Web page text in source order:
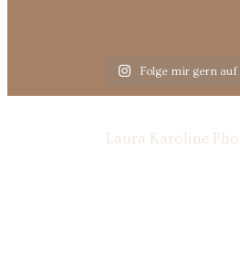
Folge mir gern
Laura Karoline